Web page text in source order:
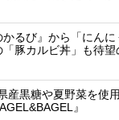
かるび』から「にん
豚カルビ丼」も待望
産黒糖や夏野菜を使
』